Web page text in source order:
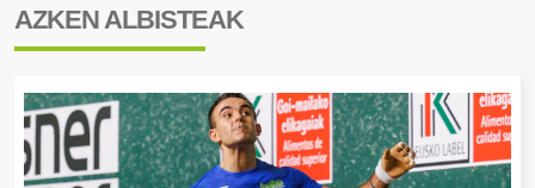
AZKEN ALBISTEAK